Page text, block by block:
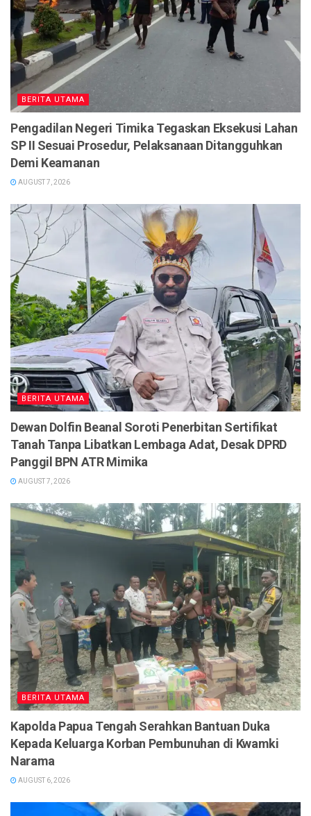
BERITA UTAMA
Pengadilan Negeri Timika Tegaskan Eksekusi Lahan
SP II Sesuai Prosedur, Pelaksanaan Ditangguhkan
Demi Keamanan
AUGUST 7, 2026
BERITA UTAMA
Dewan Dolfin Beanal Soroti Penerbitan Sertifikat
Tanah Tanpa Libatkan Lembaga Adat, Desak DPRD
Panggil BPN ATR Mimika
AUGUST 7, 2026
BERITA UTAMA
Kapolda Papua Tengah Serahkan Bantuan Duka
Kepada Keluarga Korban Pembunuhan di Kwamki
Narama
AUGUST 6, 2026